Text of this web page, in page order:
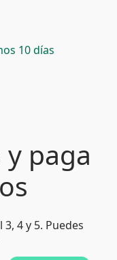
10 días
paga
4 y 5. Puedes